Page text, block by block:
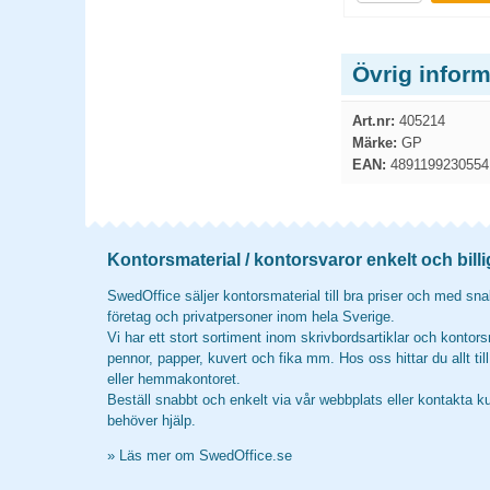
Övrig
Art.nr: 405214
Märke: GP
EAN: 4891199230554
Kontorsmaterial / kontorsvaror enkelt och
SwedOffice säljer kontorsmaterial till bra priser och med
företag och privatpersoner inom hela Sverige.
Vi har ett stort sortiment inom skrivbordsartiklar och
pennor, papper, kuvert och fika mm. Hos oss hittar du allt
eller hemmakontoret.
Beställ snabbt och enkelt via vår webbplats eller kontakta
behöver hjälp.
» Läs mer om SwedOffice.se